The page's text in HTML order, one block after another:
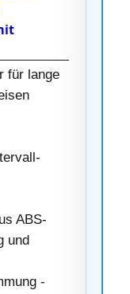
für lange
ABS-
und
-